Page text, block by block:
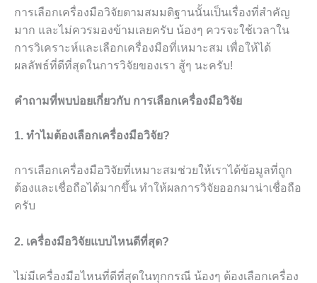
การเลือกเครื่องมือวิจัยตามสมมติฐานนั้นเป็นเรื่องที่สำคัญ
มาก และไม่ควรมองข้ามเลยครับ น้องๆ ควรจะใช้เวลาใน
การวิเคราะห์และเลือกเครื่องมือที่เหมาะสม เพื่อให้ได้
ผลลัพธ์ที่ดีที่สุดในการวิจัยของเรา สู้ๆ นะครับ!
คำถามที่พบบ่อยเกี่ยวกับ การเลือกเครื่องมือวิจัย
1. ทำไมต้องเลือกเครื่องมือวิจัย?
การเลือกเครื่องมือวิจัยที่เหมาะสมช่วยให้เราได้ข้อมูลที่ถูก
ต้องและเชื่อถือได้มากขึ้น ทำให้ผลการวิจัยออกมาน่าเชื่อถือ
ครับ
2. เครื่องมือวิจัยแบบไหนดีที่สุด?
ไม่มีเครื่องมือไหนที่ดีที่สุดในทุกกรณี น้องๆ ต้องเลือกเครื่อง